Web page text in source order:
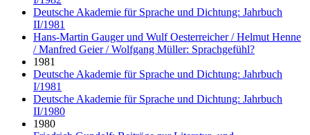
Deutsche Akademie für Sprache und Dichtung: Jahrbuch
II/1981
Hans-Martin Gauger und Wulf Oesterreicher / Helmut Henne
/ Manfred Geier / Wolfgang Müller: Sprachgefühl?
1981
Deutsche Akademie für Sprache und Dichtung: Jahrbuch
I/1981
Deutsche Akademie für Sprache und Dichtung: Jahrbuch
II/1980
1980